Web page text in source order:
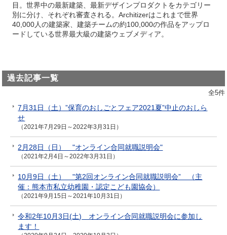
目。世界中の最新建築、最新デザインプロダクトをカテゴリー
別に分け、それぞれ審査される。Architizerはこれまで世界
40,000人の建築家、建築チームの約100,000の作品をアップロ
ードしている世界最大級の建築ウェブメディア。
過去記事一覧
全5件
7月31日（土）”保育のおしごとフェア2021夏”中止のおしら
せ
（2021年7月29日～2022年3月31日）
2月28日（日） "オンライン合同就職説明会"
（2021年2月4日～2022年3月31日）
10月9日（土） "第2回オンライン合同就職説明会” （主
催：熊本市私立幼稚園・認定こども園協会）
（2021年9月15日～2021年10月31日）
令和2年10月3日(土) オンライン合同就職説明会に参加し
ます！